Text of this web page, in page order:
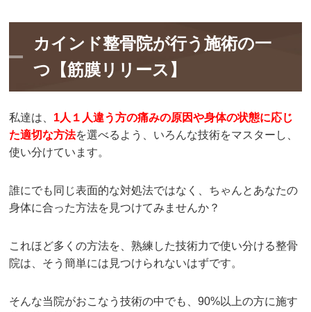
カインド整骨院が行う施術の一
つ【筋膜リリース】
私達は、 1人１人違う方の痛みの原因や身体の状態に応じ
た適切な方法を選べるよう、いろんな技術をマスターし、
使い分けています。
誰にでも同じ表面的な対処法ではなく、ちゃんとあなたの
身体に合った方法を見つけてみませんか？
これほど多くの方法を、熟練した技術力で使い分ける整骨
院は、そう簡単には見つけられないはずです。
そんな当院がおこなう技術の中でも、90%以上の方に施す